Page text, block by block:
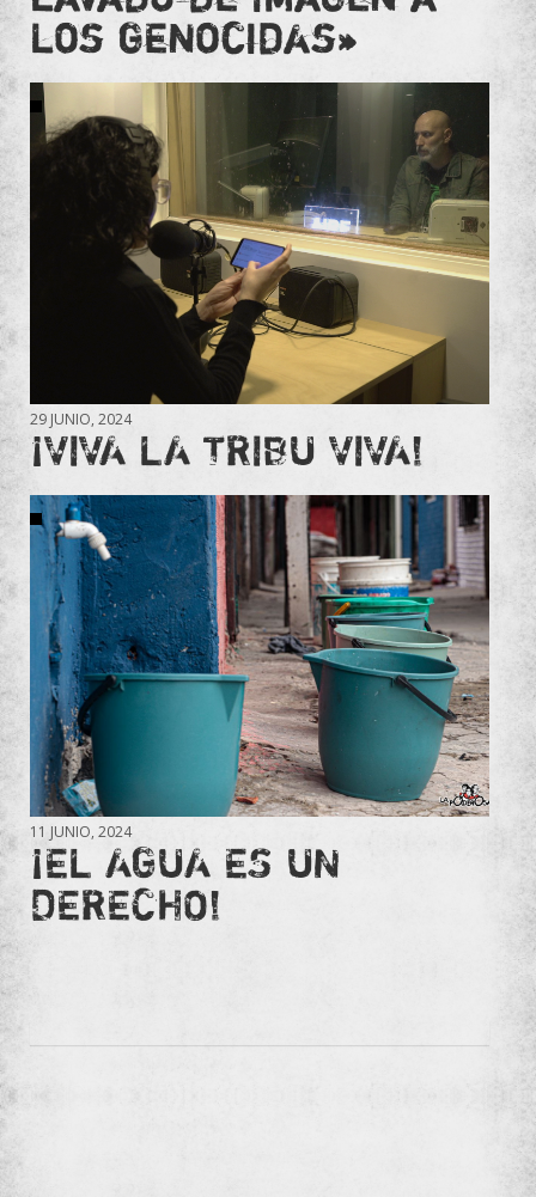
los genocidas»
29 JUNIO, 2024
¡VIVA LA TRIBU VIVA!
11 JUNIO, 2024
¡EL AGUA ES UN
DERECHO!